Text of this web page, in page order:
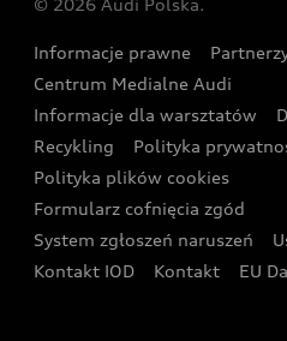
Wyszukaj najbliższego
Oferta dla przedsiębiorców
Oferta dla klientów
Kalkulator rat
Ubezpieczenie
Zasięg
Gwarancja
Akcje serwisowe Audi
Katalog online akcesoriów
Audi i Muzeum Sztuki
Audi driving experience
Audi quattro Cup
Audi i Puchar Świata w
Zakopanem
© 2026 Audi Polska.
Informacje prawne
Centrum Medialne Audi
Informacje dla warsztatów
Recykling
Polityka
Polityka plików cookies
Formularz cofnięcia zgód
System zgłoszeń naruszeń
Kontakt IOD
Kontakt EU